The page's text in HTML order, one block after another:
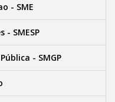
- SME
- SMESP
- SMGP